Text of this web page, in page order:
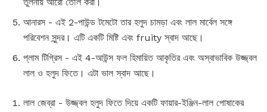
আনারস - এই 2-পাউন্ড টমেটো তার হলুদ চামড়া এবং লাল মার্বেল সঙ্গে
পরিবেশন সুন্দর। এটি একটি মিষ্টি এবং fruity স্বাদ আছে।
প্লাম টিগ্রিস - এই 4-আউন্স ফল হিমায়িত আকৃতির এবং অস্বাভাবিক উজ্জ্বল
লাল ও হলুদ ফিতে। এটা ভাল স্বাদ আছে।
লাল জেব্রা - উজ্জ্বল হলুদ ফিতে দিয়ে একটি ফায়ার-ইঞ্জিন-লাল পোষাকের